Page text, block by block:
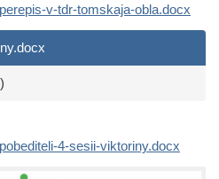
perepis-v-tdr-tomskaja-obla.docx
pobediteli-4-sesii-viktoriny.docx